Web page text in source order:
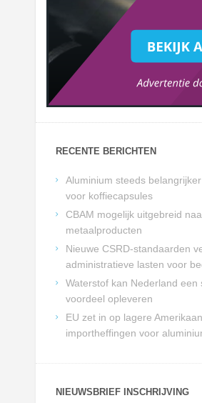
RECENTE BERICHTEN
Aluminium steeds
voor koffiecapsules
CBAM mogelijk uitgebreid
metaalproducten
Nieuwe CSRD-standaarden
administratieve lasten voor
Waterstof kan Nederland een
voordeel opleveren
EU zet in op lagere
importheffingen voor
NIEUWSBRIEF INSCHRIJVING